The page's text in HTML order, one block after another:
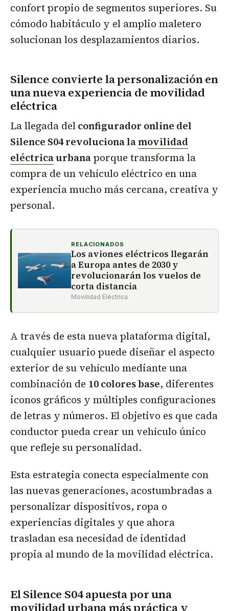
confort propio de segmentos superiores. Su
cómodo habitáculo y el amplio maletero
solucionan los desplazamientos diarios.
Silence convierte la personalización en
una nueva experiencia de movilidad
eléctrica
La llegada delconfigurador online del
Silence S04 revoluciona lamovilidad
eléctricaurbanaporque transforma la
compra de un vehículo eléctrico en una
experiencia mucho más cercana, creativa y
personal.
RELACIONADOS
Los aviones eléctricos llegarán
a Europa antes de 2030 y
revolucionarán los vuelos de
corta distancia
Movilidad Eléctrica
A través de esta nueva plataforma digital,
cualquier usuario puede diseñar el aspecto
exterior de su vehículo mediante una
combinación de 10 colores base, diferentes
iconos gráficos y múltiples configuraciones
de letras y números. El objetivo es que cada
conductor pueda crear un vehículo único
que refleje su personalidad.
Esta estrategia conecta especialmente con
las nuevas generaciones, acostumbradas a
personalizar dispositivos, ropa o
experiencias digitales y que ahora
trasladan esa necesidad de identidad
propia al mundo de la movilidad eléctrica.
El Silence S04 apuesta por una
movilidad urbana más práctica y